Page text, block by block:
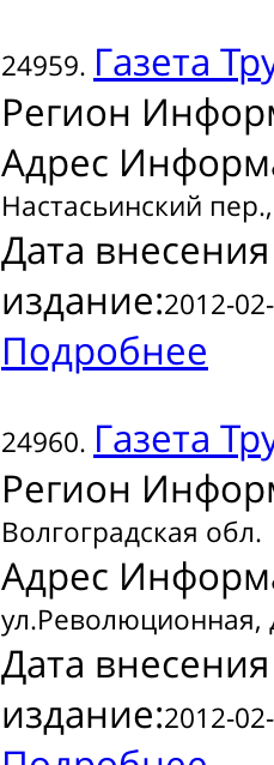
24959. Газета
Регион
Адрес
Настасьинский
Дата
издание:2012-
Подробнее
24960. Газета
Регион
Волгоградская обл.
Адрес
ул.Революционная,
Дата
издание:2012-